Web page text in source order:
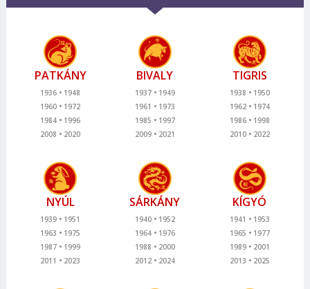
PATKÁNY
1936
1948
1960
1972
1984
1996
2008
2020
BIVALY
1937
1949
1961
1973
1985
1997
2009
2021
TIGRIS
1938
1950
1962
1974
1986
1998
2010
2022
NYÚL
1939
1951
1963
1975
1987
1999
2011
2023
SÁRKÁNY
1940
1952
1964
1976
1988
2000
2012
2024
KÍGYÓ
1941
1953
1965
1977
1989
2001
2013
2025